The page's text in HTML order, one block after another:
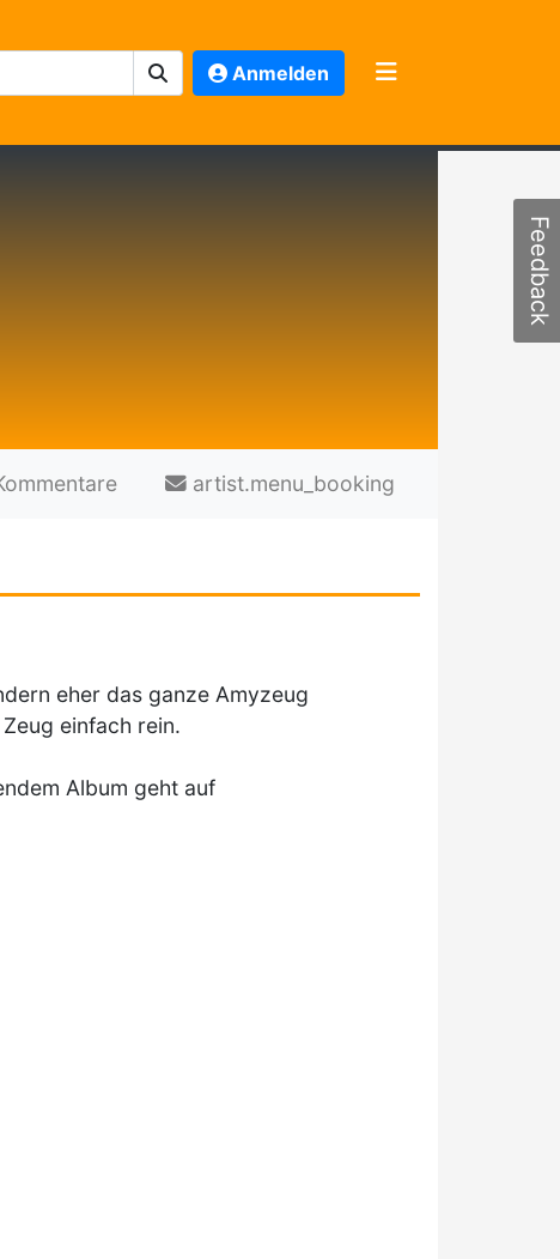
Anmelden
artist.menu_booking
eher das ganze Amyzeug
einfach rein.
Album geht auf
Feedback